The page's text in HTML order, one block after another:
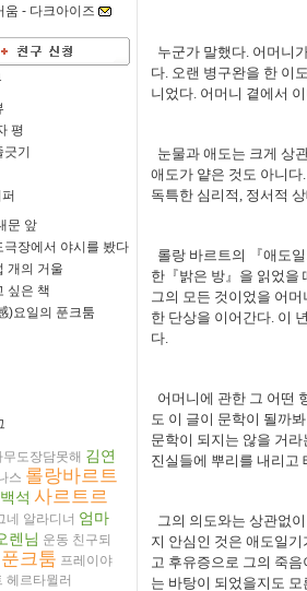
움 - 다크아이즈
평
긋기
문 앞
극장에서 야시를 봤다
개의 거울
싶은 책
)요일의 푼크툼
무도장담못해 김연
스 롤랑바르트
백석 사르트르
네 알라디너 엄마
렌님 운동 친구되
푼크툼 프레이야
헤르타뮐러
누군가 말했다. 어머니
다. 오랜 병구완을 한 이도
니었다. 어머니 곁에서
눈물과 애도는 크게 상
애도가 얕은 것도 아니다.
독특한 심리적, 정서적
롤랑 바르트의 『애도
한『밝은 방』을 읽었을
그의 모든 것이었을 어
한 단상을 이어간다. 이
다.
어머니에 관한 그 어떤
도 이 글이 문학이 될까
문학이 되지는 않을 거
진실들에 뿌리를 내리고
그의 의도와는 상관없
지 안심인 것은 애도일
고 후유증으로 그의 죽
는 바탕이 되었을지도 모